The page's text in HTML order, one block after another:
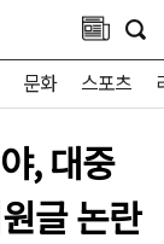
문화 스포츠
, 대중
글 논란